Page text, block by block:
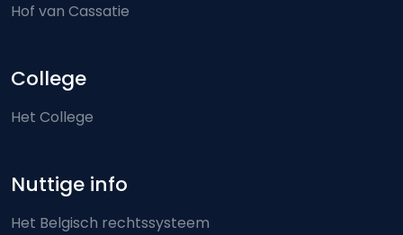
Hof van Cassatie
College
Het College
Nuttige info
Het Belgisch rechtssysteem